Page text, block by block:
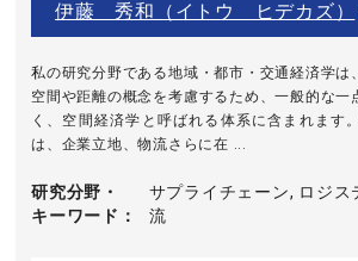
伊藤 秀和（イトウ ヒデカズ）
私の研究分野である地域・都市・交通経済学は
空間や距離の概念を考慮するため、一般的な一
く、空間経済学と呼ばれる体系に含まれます
は、企業立地、物流さらに在 ...
研究分野・
キーワード
サプライチェーン, ロジス
流